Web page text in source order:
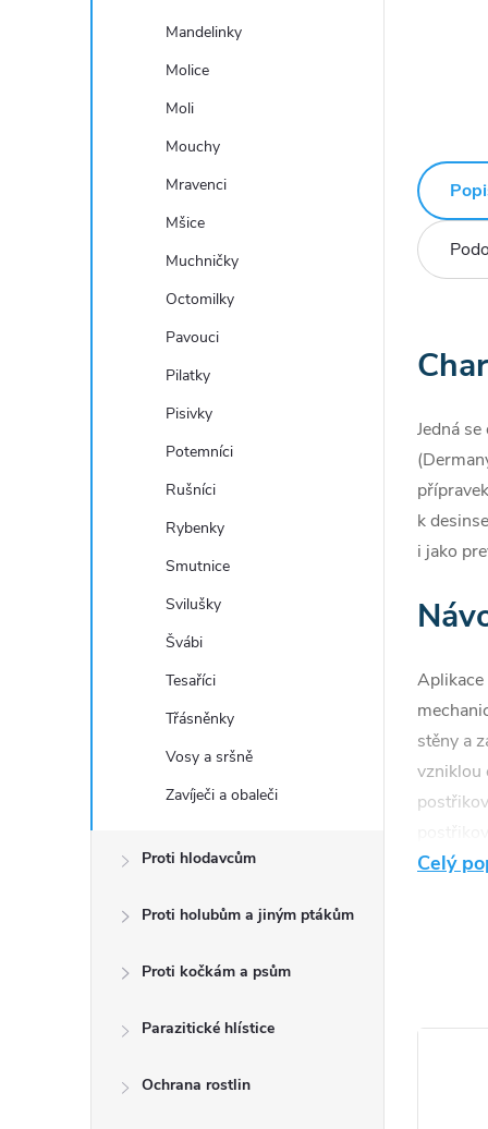
Mandelinky
Molice
Moli
Mouchy
Mravenci
Mšice
Muchničky
Octomilky
Pavouci
Pilatky
Pisivky
Potemníci
Rušníci
Rybenky
Smutnice
Svilušky
Švábi
Tesaříci
Třásněnky
Vosy a sršně
Zavíječi a obaleči
Proti hlodavcům
Proti holubům a jiným ptákům
Proti kočkám a psům
Parazitické hlístice
Ochrana rostlin
Jedná
k
i jako
Aplikace
stěny a
vzniklou
před
Celý